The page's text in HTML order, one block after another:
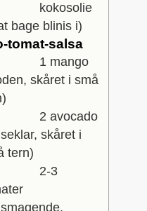
kokosolie
bage blinis i)
tomat-salsa
1 mango
skåret i små
2 avocado
skåret i
tern)
2-3